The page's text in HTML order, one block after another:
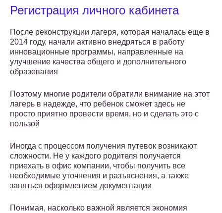
Регистрация личного кабинета
После реконструкции лагеря, которая началась еще в
2014 году, начали активно внедряться в работу
инновационные программы, направленные на
улучшение качества общего и дополнительного
образования
Поэтому многие родители обратили внимание на этот
лагерь в надежде, что ребенок сможет здесь не
просто приятно провести время, но и сделать это с
пользой
Иногда с процессом получения путевок возникают
сложности. Не у каждого родителя получается
приехать в офис компании, чтобы получить все
необходимые уточнения и разъяснения, а также
заняться оформлением документации
Понимая, насколько важной является экономия